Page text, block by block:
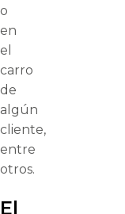
o
en
el
carro
de
algún
cliente,
entre
otros.
El